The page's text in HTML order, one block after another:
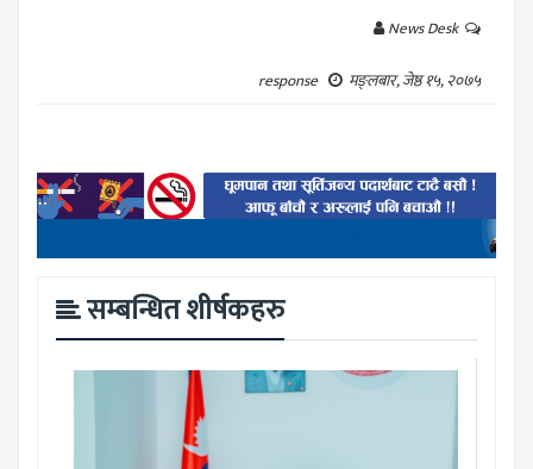
News Desk
response
मङ्लबार, जेष्ठ १५, २०७५
सम्बन्धित शीर्षकहरु